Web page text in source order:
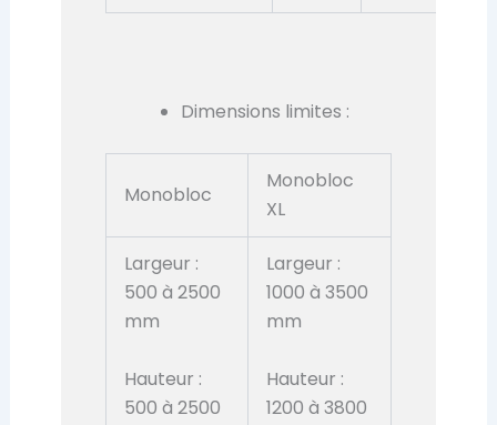
Dimensions limites :
Monobloc
Monobloc
XL
Largeur :
500 à 2500
mm
Hauteur :
500 à 2500
Largeur :
1000 à 3500
mm
Hauteur :
1200 à 3800